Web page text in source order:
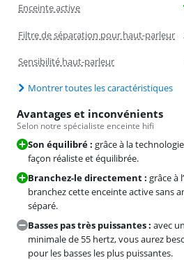
Enceinte active
Filtre de séparation pour haut-parleur
Sensibilité haut-parleur
Montrer toutes les caractéristiques
Avantages et inconvénients
Selon notre spécialiste enceinte hifi
Son équilibré : grâce à la
façon réaliste et équilibrée.
Branchez-le directement : grâce à
branchez cette enceinte active sans
séparé.
Basses pas très puissantes : avec
minimale de 55 hertz, vous aurez
pour les basses les plus puissantes.